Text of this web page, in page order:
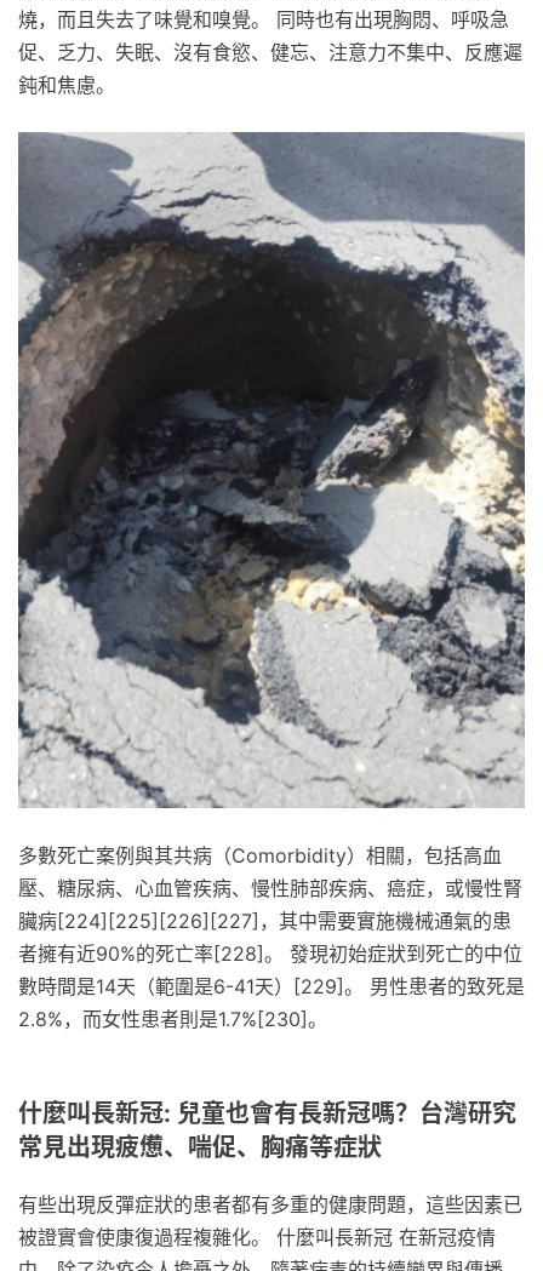
燒，而且失去了味覺和嗅覺。 同時也有出現胸悶、呼吸急
促、乏力、失眠、沒有食慾、健忘、注意力不集中、反應遲
鈍和焦慮。
多數死亡案例與其共病（Comorbidity）相關，包括高血
壓、糖尿病、心血管疾病、慢性肺部疾病、癌症，或慢性腎
臟病[224][225][226][227]，其中需要實施機械通氣的患
者擁有近90%的死亡率[228]。 發現初始症狀到死亡的中位
數時間是14天（範圍是6-41天）[229]。 男性患者的致死是
2.8%，而女性患者則是1.7%[230]。
什麼叫長新冠: 兒童也會有長新冠嗎？台灣研究
常見出現疲憊、喘促、胸痛等症狀
有些出現反彈症狀的患者都有多重的健康問題，這些因素已
被證實會使康復過程複雜化。 什麼叫長新冠 在新冠疫情